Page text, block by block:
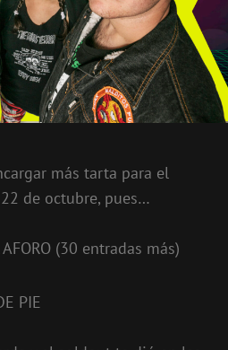
más tarta para el
de octubre, pues…
(30 entradas más)
PIE